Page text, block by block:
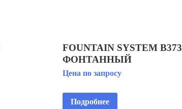
FOUNTAIN SYSTEM B373
ФОНТАННЫЙ
КОМПЛЕКТ
Цена по запросу
Подробнее